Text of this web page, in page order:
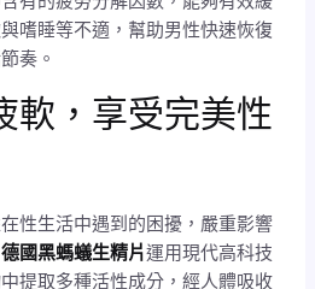
嗜睡等不適，幫助男性快速恢復
奏。
軟，享受完美性
性生活中遇到的困擾，嚴重影響
德國黑螞蟻生精片運用現代高科技
提取多種活性成分，經人體吸收